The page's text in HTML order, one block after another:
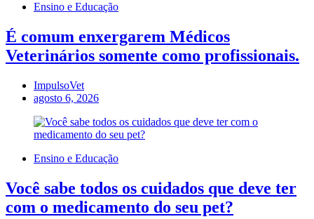
Ensino e Educação
É comum enxergarem Médicos
Veterinários somente como profissionais.
ImpulsoVet
agosto 6, 2026
Ensino e Educação
Você sabe todos os cuidados que deve ter
com o medicamento do seu pet?